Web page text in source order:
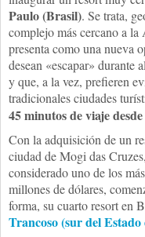
Paulo (Brasil). Se trata,
complejo más cercano a
presenta como una nueva
desean «escapar» durante
y que, a la vez, prefieren
tradicionales ciudades
45 minutos de viaje
Con la adquisición de un
ciudad de Mogi das
considerado uno de los
millones de dólares,
forma, su cuarto resort en
Trancoso (sur del